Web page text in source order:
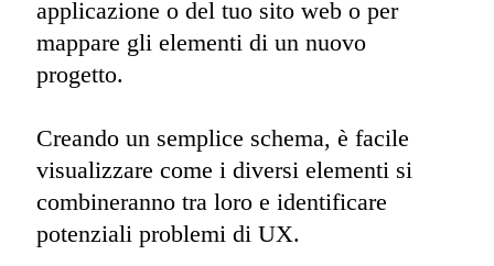
Diagrammi
Kanban
Slides
Casi d'uso
In primo piano
Esplora i playbook di IA
Generale
applicazione o del tuo sito web o per
mappare gli elementi di un nuovo
progetto.
Creando un semplice schema, è facile
visualizzare come i diversi elementi si
combineranno tra loro e identificare
potenziali problemi di UX.